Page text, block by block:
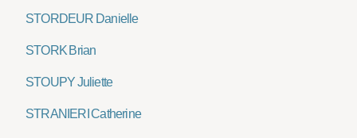
STORDEUR Danielle
STORK Brian
STOUPY Juliette
STRANIERI Catherine